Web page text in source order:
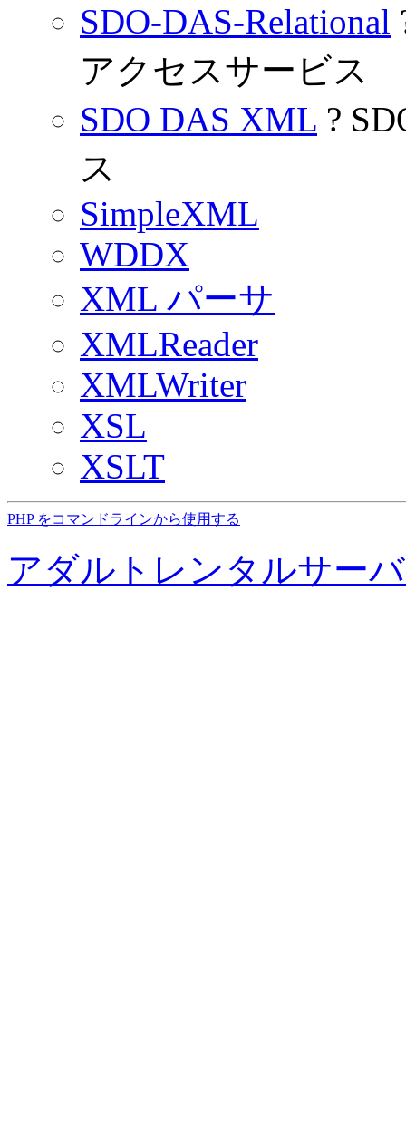
SDO-DAS-Relational
アクセスサービス
SDO DAS XML ?
ス
SimpleXML
WDDX
XML パーサ
XMLReader
XMLWriter
XSL
XSLT
PHP をコマンドラインから使用する
アダルトレンタルサー